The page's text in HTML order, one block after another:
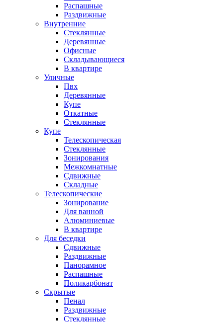
Распашные
Раздвижные
Внутренние
Стеклянные
Деревянные
Офисные
Складывающиеся
В квартире
Уличные
Пвх
Деревянные
Купе
Откатные
Стеклянные
Купе
Телескопическая
Стеклянные
Зонирования
Межкомнатные
Сдвижные
Складные
Телескопические
Зонирование
Для ванной
Алюминиевые
В квартире
Для беседки
Сдвижные
Раздвижные
Панорамное
Распашные
Поликарбонат
Скрытые
Пенал
Раздвижные
Стеклянные